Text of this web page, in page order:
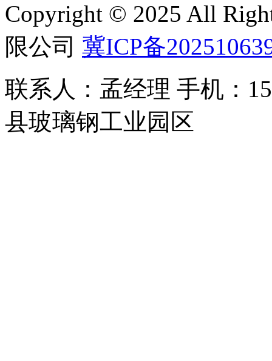
Copyright © 2025 All
限公司 冀ICP备
联系人：孟经理 手机：
县玻璃钢工业园区